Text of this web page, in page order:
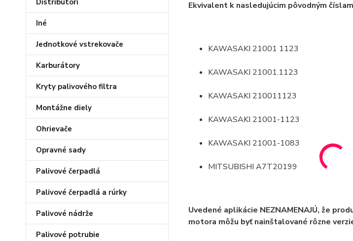
Distribútori
Iné
Jednotkové vstrekovače
Karburátory
Kryty palivového filtra
Montážne diely
Ohrievače
Opravné sady
Palivové čerpadlá
Palivové čerpadlá a rúrky
Palivové nádrže
Palivové potrubie
Ekvivalent k nasledujúcim pôvodným
KAWASAKI 21001 1123
KAWASAKI 21001.1123
KAWASAKI 210011123
KAWASAKI 21001-1123
KAWASAKI 21001-1083
MITSUBISHI A7T20199
Uvedené aplikácie NEZNAMENAJÚ, že
motora môžu byť nainštalované rôzne